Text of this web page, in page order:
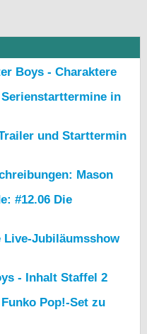
Boys - Charaktere
in
und Starttermin
Mason
#12.06 Die
Live-Jubiläumsshow
- Inhalt Staffel 2
Pop!-Set zu